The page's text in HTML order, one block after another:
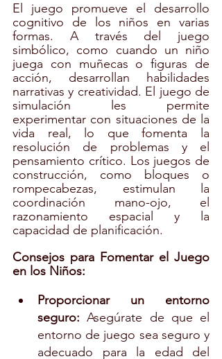
El juego promueve el desarrollo
cognitivo de los niños en varias
formas. A través del juego
simbólico, como cuando un niño
juega con muñecas o figuras de
acción, desarrollan habilidades
narrativas y creatividad. El juego de
simulación les permite
experimentar con situaciones de la
vida real, lo que fomenta la
resolución de problemas y el
pensamiento crítico. Los juegos de
construcción, como bloques o
rompecabezas, estimulan la
coordinación mano-ojo, el
razonamiento espacial y la
capacidad de planificación.
Consejos para Fomentar el Juego
en los Niños:
Proporcionar un entorno
seguro: Asegúrate de que el
entorno de juego sea seguro y
adecuado para la edad del